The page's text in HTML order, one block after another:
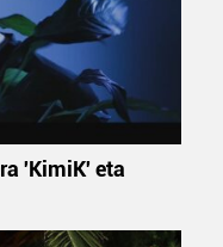
helburutarako
nola egin
moduari
edo ken dezakezu
'KimiK' eta